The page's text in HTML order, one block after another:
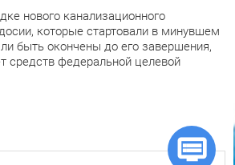
нового канализационного
которые стартовали в минувшем
быть окончены до его завершения,
средств федеральной целевой